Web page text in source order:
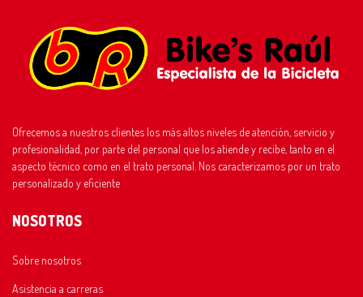
Ofrecemos a nuestros clientes los más altos niveles de atención, servicio y
profesionalidad, por parte del personal que los atiende y recibe, tanto en el
aspecto técnico como en el trato personal. Nos caracterizamos por un trato
personalizado y eficiente
NOSOTROS
Sobre nosotros
Asistencia a carreras